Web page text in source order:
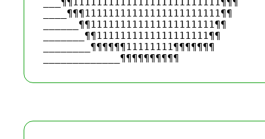
____¶¶¶11111111111111111111111¶¶
______¶¶111111111111111111111¶¶
_______¶¶1111111111111111111¶¶
________¶¶¶¶¶¶11111111¶¶¶¶¶¶¶